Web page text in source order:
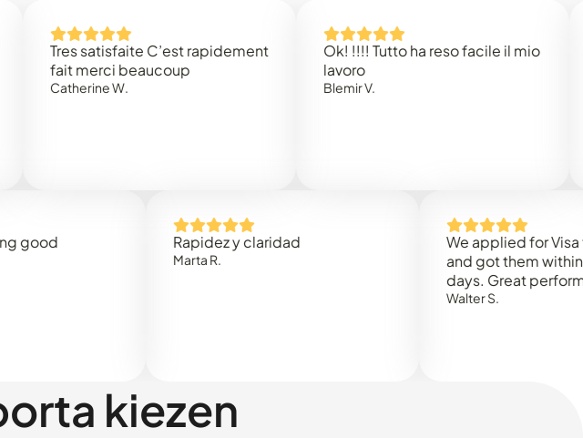
Tres satisfaite C’est rapidement
fait merci beaucoup
Catherine W.
Ok! !!!! Tutto ha reso facile il mio
Blemir V.
Rapidez y claridad
Marta R.
We applied for Visa to
and got them within 3
days. Great performance!
Walter S.
kiezen